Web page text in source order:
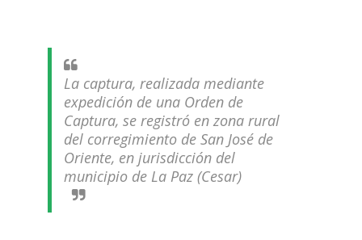
La captura, realizada mediante
expedición de una Orden de
Captura, se registró en zona rural
del corregimiento de San José de
Oriente, en jurisdicción del
municipio de La Paz (Cesar)